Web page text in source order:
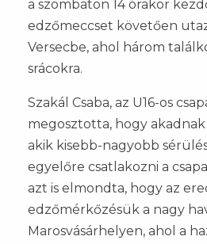
a szombaton 14 órakor
edzőmeccset követően
Versecbe, ahol három
srácokra.
Szakál Csaba, az U16-os
megosztotta, hogy
akik kisebb-nagyobb
egyelőre csatlakozni a
azt is elmondta, hogy az
edzőmérkőzésük a nagy
Marosvásárhelyen, ahol a